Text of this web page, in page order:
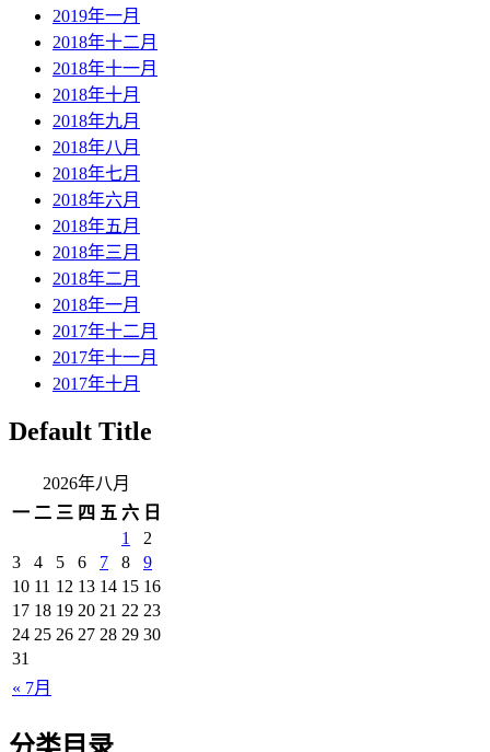
2019年一月
2018年十二月
2018年十一月
2018年十月
2018年九月
2018年八月
2018年七月
2018年六月
2018年五月
2018年三月
2018年二月
2018年一月
2017年十二月
2017年十一月
2017年十月
Default Title
2026年八月
一 二 三 四 五 六 日
« 7月
1
2
3
4 5 6 7 8
9
10 11 12 13 14 15 16
17 18 19 20 21 22 23
24 25 26 27 28 29 30
31
分类目录